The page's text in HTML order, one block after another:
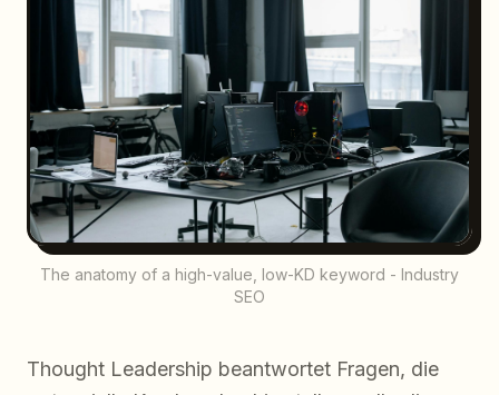
The anatomy of a high-value, low-KD keyword - Industry
SEO
Thought Leadership beantwortet Fragen, die